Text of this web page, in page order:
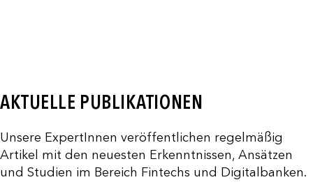
AKTUELLE PUBLIKATIONEN
Unsere ExpertInnen veröffentlichen regelmäßig
Artikel mit den neuesten Erkenntnissen, Ansätzen
und Studien im Bereich Fintechs und Digitalbanken.